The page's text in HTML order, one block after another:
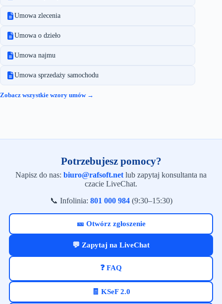
Umowa zlecenia
Umowa o dzieło
Umowa najmu
Umowa sprzedaży samochodu
Zobacz wszystkie wzory umów →
Potrzebujesz pomocy?
Napisz do nas: biuro@rafsoft.net lub zapytaj konsultanta na
czacie LiveChat.
📞 Infolinia: 801 000 984(9:30–15:30)
🎫 Otwórz zgłoszenie
💬 Zapytaj na LiveChat
❓ FAQ
🧾 KSeF 2.0